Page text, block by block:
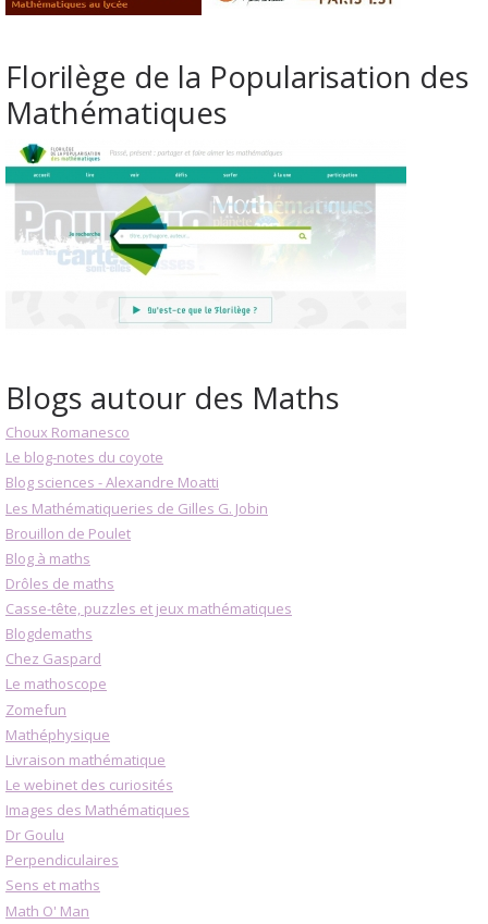
Florilège de la Popularisation des
Mathématiques
Blogs autour des Maths
Choux Romanesco
Le blog-notes du coyote
Blog sciences - Alexandre Moatti
Les Mathématiqueries de Gilles G. Jobin
Brouillon de Poulet
Blog à maths
Drôles de maths
Casse-tête, puzzles et jeux mathématiques
Blogdemaths
Chez Gaspard
Le mathoscope
Zomefun
Mathéphysique
Livraison mathématique
Le webinet des curiosités
Images des Mathématiques
Dr Goulu
Perpendiculaires
Sens et maths
Math O' Man